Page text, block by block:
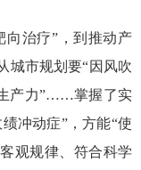
治疗”，到推动产
城市规划要“因风吹
产力”……掌握了实
冲动症”，方能“使
观规律、符合科学